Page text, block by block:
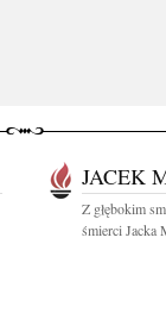
JACEK
Z głębokim
śmierci Jacka